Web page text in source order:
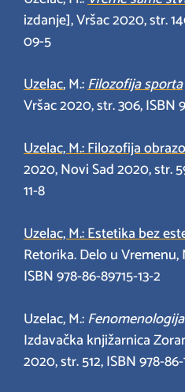
izdanje], Vršac 2020, str.
09-5
Uzelac, M.:Filozofija sporta
Vršac 2020, str. 306, ISBN
Uzelac, M.: Filozofija
2020, Novi Sad 2020, str.
11-8
Uzelac, M.: Estetika bez
Retorika. Delo u Vremenu,
ISBN 978-86-89715-13-2
Uzelac, M.:
Izdavačka knjižarnica
2020, str. 512, ISBN 978-